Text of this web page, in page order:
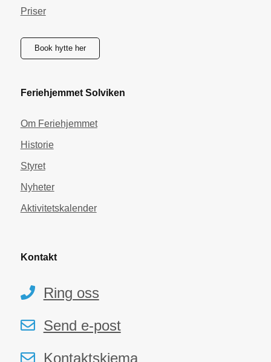
Priser
Book hytte her
Feriehjemmet Solviken
Om Feriehjemmet
Historie
Styret
Nyheter
Aktivitetskalender
Kontakt
Ring oss
Send e-post
Kontaktskjema